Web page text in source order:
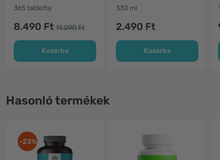
365 tabletta
8.490 Ft 11.090 Ft
Kosárba
330 ml
2.490 Ft
Kosárba
Hasonló termékek
-23%